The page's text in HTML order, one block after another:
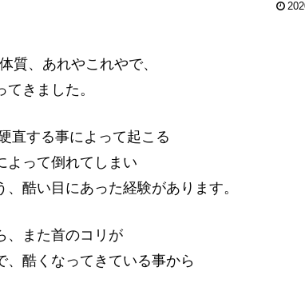
質、あれやこれやで、
きました。
直する事によって起こる
よって倒れてしまい
酷い目にあった経験があります。
、また首のコリが
、酷くなってきている事から